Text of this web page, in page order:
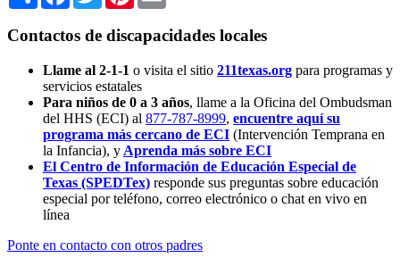
Contactos de discapacidades locales
Llame al 2-1-1 o visita el sitio 211texas.org para programas y
servicios estatales
Para niños de 0 a 3 años, llame a la Oficina del Ombudsman
del HHS (ECI) al 877-787-8999, encuentre aquí su
programa más cercano de ECI (Intervención Temprana en
la Infancia), y Aprenda más sobre ECI
El Centro de Información de Educación Especial de
Texas (SPEDTex) responde sus preguntas sobre educación
especial por teléfono, correo electrónico o chat en vivo en
línea
Ponte en contacto con otros padres